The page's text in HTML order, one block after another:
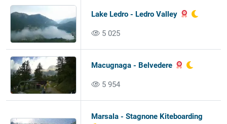
Lake Ledro - Ledro Valley
5 025
Macugnaga - Belvedere
5 954
Marsala - Stagnone Kiteboarding